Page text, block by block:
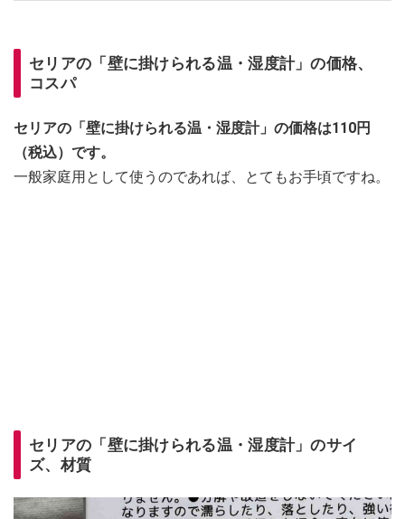
セリアの「壁に掛けられる温・湿度計」の価格、
コスパ
セリアの「壁に掛けられる温・湿度計」の価格は110円
（税込）です。
一般家庭用として使うのであれば、とてもお手頃ですね。
セリアの「壁に掛けられる温・湿度計」のサイ
ズ、材質